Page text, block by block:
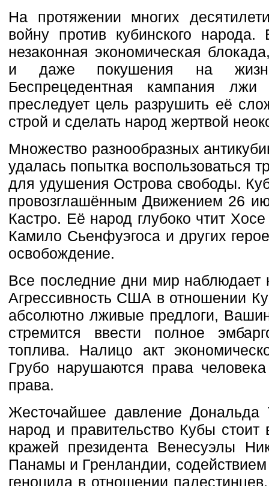
На протяжении многих
войну против кубинского
незаконная экономическая
и даже покушения на
Беспрецедентная кампания
преследует цель разрушить её
строй и сделать народ жертвой
Множество разнообразных
удалась попытка воспользоваться
для удушения Острова свободы.
провозглашённым Движением 26
Кастро. Её народ глубоко чтит
Камило Сьенфуэгоса и других
освобождение.
Все последние дни мир
Агрессивность США в отношении
абсолютно лживые предлоги,
стремится ввести полное
топлива. Налицо акт
Грубо нарушаются права
права.
Жесточайшее давление
народ и правительство Кубы
кражей президента Венесуэлы
Панамы и Гренландии, содействием
геноцида в отношении